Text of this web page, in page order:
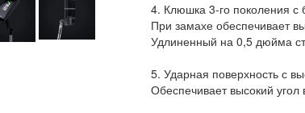
4. Клюшка 3-го поколения с
При замахе обеспечивает
Удлиненный на 0,5 дюйма
5. Ударная поверхность с
Обеспечивает высокий